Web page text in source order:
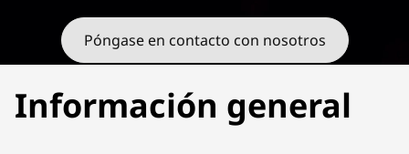
s
a
Póngase en contacto con nosotros
Información general